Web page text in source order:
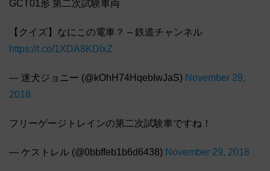
GCT01形 第二次試験車両
【クイズ】なにこの電車？ – 鉄道チャンネル
https://t.co/1XDA8KDIxZ
— 迷犬ジョニー (@kOhH74HqebIwJaS) November 29,
2018
フリーゲージトレインの第二次試験車ですね！
— ケストレル (@0bbffeb1b6d6438) November 29, 2018